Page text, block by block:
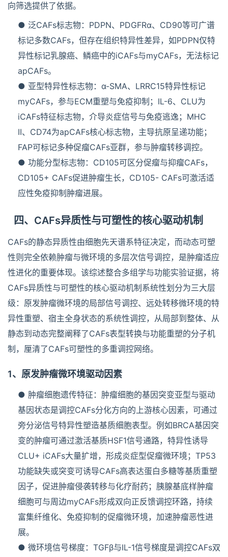
向筛选提供了依据。
● 泛CAFs标志物：PDPN、PDGFRα、CD90等可广谱
标记多数CAFs，但存在组织特异性差异，如PDPN仅特
异性标记乳腺癌、鳞癌中的iCAFs与myCAFs，无法标记
apCAFs。
● 亚型特异性标志物：α-SMA、LRRC15特异性标记
myCAFs，参与ECM重塑与免疫抑制；IL-6、CLU为
iCAFs特征标志物，介导炎症信号与免疫逃逸；MHC
II、CD74为apCAFs核心标志物，主导抗原呈递功能；
FAP可标记多种促瘤CAFs亚群，参与肿瘤转移调控。
● 功能分型标志物：CD105可区分促瘤与抑瘤CAFs，
CD105+ CAFs促进肿瘤生长，CD105- CAFs可激活适
应性免疫抑制肿瘤进展。
四、CAFs异质性与可塑性的核心驱动机制
CAFs的静态异质性由细胞先天谱系特征决定，而动态可塑
性则完全依赖肿瘤与微环境的多层次信号调控，是肿瘤适应
性进化的重要体现。该综述整合多组学与功能实验证据，将
CAFs异质性与可塑性的核心驱动机制系统性划分为三大层
级：原发肿瘤微环境的局部信号调控、远处转移微环境的特
异性重塑、宿主全身状态的系统性调控，从局部到整体、从
静态到动态完整阐释了CAFs表型转换与功能重塑的分子机
制，厘清了CAFs可塑性的多重调控网络。
1、原发肿瘤微环境驱动因素
● 肿瘤细胞遗传特征：肿瘤细胞的基因突变亚型与驱动
基因状态是调控CAFs分化方向的上游核心因素，可通过
旁分泌信号特异性塑造基质细胞表型。例如BRCA基因突
变的肿瘤可通过激活基质HSF1信号通路，特异性诱导
CLU+ iCAFs大量扩增，形成炎症型促瘤微环境；TP53
功能缺失或突变可诱导CAFs高表达蛋白多糖等基质重塑
因子，促进肿瘤侵袭转移与化疗耐药；胰腺基底样肿瘤
细胞可与周边myCAFs形成双向正反馈调控环路，持续
富集纤维化、免疫抑制的促瘤微环境，加速肿瘤恶性进
展。
● 微环境信号梯度：TGFβ与IL-1信号梯度是调控CAFs双